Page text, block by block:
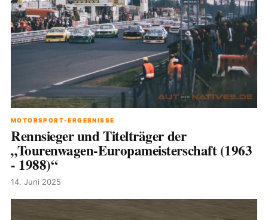
MOTORSPORT-ERGEBNISSE
Rennsieger und Titelträger der
„Tourenwagen-Europameisterschaft (1963
- 1988)“
14. Juni 2025